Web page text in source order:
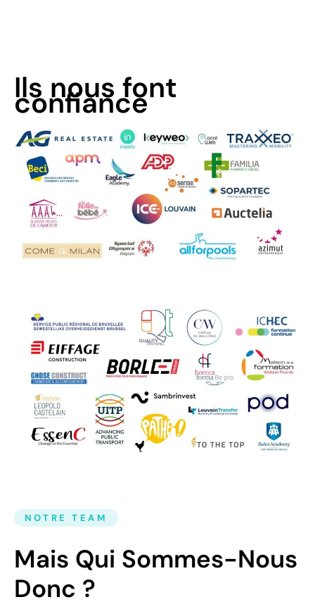
Ils nous font
confiance
NOTRE TEAM
Mais Qui Sommes-Nous
Donc ?